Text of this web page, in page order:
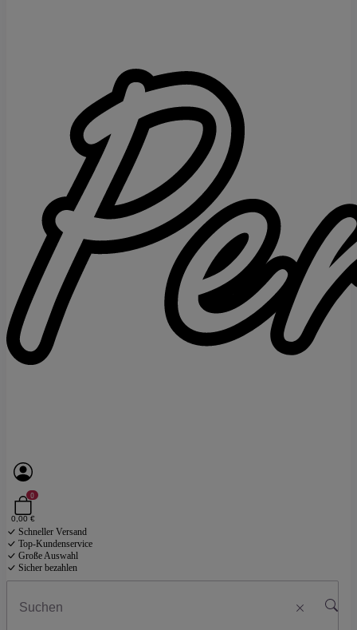
0
0,00 €
Schneller Versand
Top-Kundenservice
Große Auswahl
Sicher bezahlen